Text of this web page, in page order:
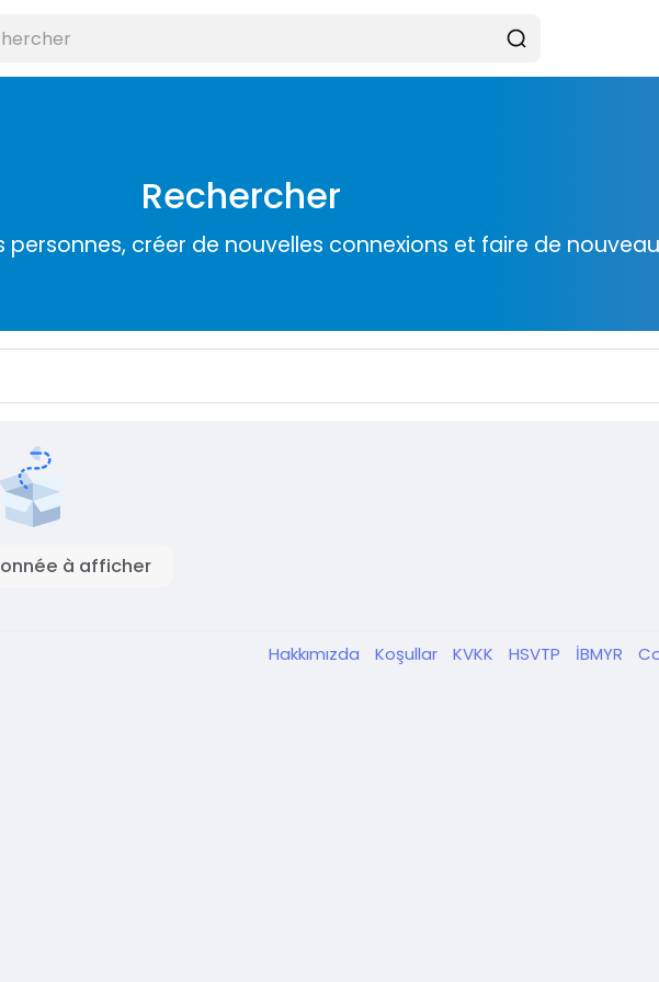
Rechercher
personnes, créer de nouvelles connexions et faire de
à afficher
Hakkımızda Koşullar KVKK HSVTP İBMYR